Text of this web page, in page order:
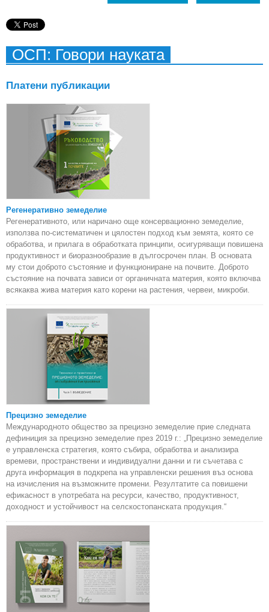
ОСП: Говори науката
Платени публикации
Регенеративно земеделие
Регенеративното, или наричано още консервационно земеделие,
използва по-систематичен и цялостен подход към земята, която се
обработва, и прилага в обработката принципи, осигуряващи повишена
продуктивност и биоразнообразие в дългосрочен план. В основата
му стои доброто състояние и функциониране на почвите. Доброто
състояние на почвата зависи от органичната материя, която включва
всякаква жива материя като корени на растения, червеи, микроби.
Прецизно земеделие
Международното общество за прецизно земеделие прие следната
дефиниция за прецизно земеделие през 2019 г.: „Прецизно земеделие
е управленска стратегия, която събира, обработва и анализира
времеви, пространствени и индивидуални данни и ги съчетава с
друга информация в подкрепа на управленски решения въз основа
на изчисления на възможните промени. Резултатите са повишени
ефикасност в употребата на ресурси, качество, продуктивност,
доходност и устойчивост на селскостопанската продукция.“